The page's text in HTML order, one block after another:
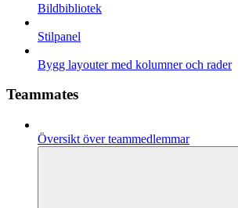
Bildbibliotek
Stilpanel
Bygg layouter med kolumner och rader
Teammates
Översikt över teammedlemmar